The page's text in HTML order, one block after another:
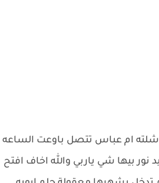
ام عباس تتصل باوعت الساعه
بيها شي ياربي والله اخاف افتح